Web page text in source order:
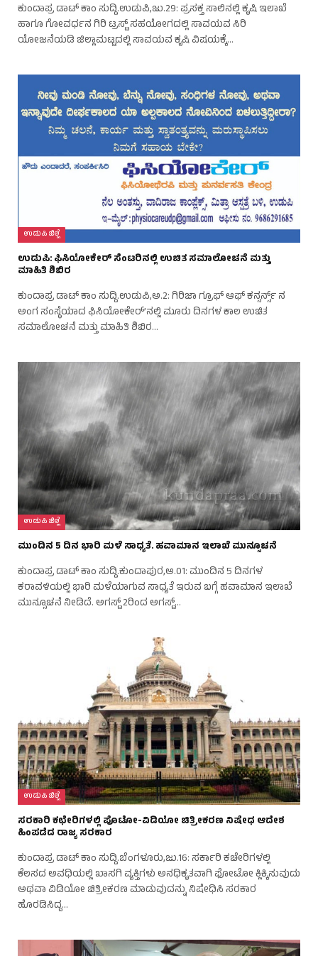
ಕುಂದಾಪ್ರ ಡಾಟ್ ಕಾಂ ಸುದ್ದಿ.ಉಡುಪಿ,ಜು.29: ಪ್ರಸಕ್ತ ಸಾಲಿನಲ್ಲಿ ಕೃಷಿ ಇಲಾಖೆ
ಹಾಗೂ ಗೋವರ್ಧನ ಗಿರಿ ಟ್ರಸ್ಟ್ ಸಹಯೋಗದಲ್ಲಿ ಸಾವಯವ ಸಿರಿ
ಯೋಜನೆಯಡಿ ಜಿಲ್ಲಾಮಟ್ಟದಲ್ಲಿ ಸಾವಯವ ಕೃಷಿ ವಿಷಯಕ್ಕೆ…
ಉಡುಪಿ ಜಿಲ್ಲೆ
ಉಡುಪಿ: ಫಿಸಿಯೋಕೇರ್ ಸೆಂಟರಿನಲ್ಲಿ ಉಚಿತ ಸಮಾಲೋಚನೆ ಮತ್ತು
ಮಾಹಿತಿ ಶಿಬಿರ
ಕುಂದಾಪ್ರ ಡಾಟ್ ಕಾಂ ಸುದ್ದಿ.ಉಡುಪಿ,ಅ.2: ಗಿರಿಜಾ ಗ್ರೂಫ್ ಆಫ್ ಕನ್ಸರ್ನ್ಸ್ ನ
ಅಂಗ ಸಂಸ್ಥೆಯಾದ ಫಿಸಿಯೋಕೇರ್’ನಲ್ಲಿ ಮೂರು ದಿನಗಳ ಕಾಲ ಉಚಿತ
ಸಮಾಲೋಚನೆ ಮತ್ತು ಮಾಹಿತಿ ಶಿಬಿರ…
ಉಡುಪಿ ಜಿಲ್ಲೆ
ಮುಂದಿನ 5 ದಿನ ಭಾರಿ ಮಳೆ ಸಾಧ್ಯತೆ. ಹವಾಮಾನ ಇಲಾಖೆ ಮುನ್ಸೂಚನೆ
ಕುಂದಾಪ್ರ ಡಾಟ್ ಕಾಂ ಸುದ್ದಿ.ಕುಂದಾಪುರ,ಅ.01: ಮುಂದಿನ 5 ದಿನಗಳ
ಕರಾವಳಿಯಲ್ಲಿ ಭಾರಿ ಮಳೆಯಾಗುವ ಸಾಧ್ಯತೆ ಇರುವ ಬಗ್ಗೆ ಹವಾಮಾನ ಇಲಾಖೆ
ಮುನ್ಸೂಚನೆ ನೀಡಿದೆ. ಅಗಸ್ಟ್ 2ರಿಂದ ಅಗಸ್ಟ್…
ಉಡುಪಿ ಜಿಲ್ಲೆ
ಸರಕಾರಿ ಕಛೇರಿಗಳಲ್ಲಿ ಪೊಟೋ-ವಿಡಿಯೋ ಚಿತ್ರೀಕರಣ ನಿಷೇಧ ಆದೇಶ
ಹಿಂಪಡೆದ ರಾಜ್ಯ ಸರಕಾರ
ಕುಂದಾಪ್ರ ಡಾಟ್ ಕಾಂ ಸುದ್ದಿ.ಬೆಂಗಳೂರು,ಜು.16: ಸರ್ಕಾರಿ ಕಚೇರಿಗಳಲ್ಲಿ
ಕೆಲಸದ ಅವಧಿಯಲ್ಲಿ ಖಾಸಗಿ ವ್ಯಕ್ತಿಗಳು ಅನಧಿಕೃತವಾಗಿ ಫೋಟೋ ಕ್ಲಿಕ್ಕಿಸುವುದು
ಅಥವಾ ವಿಡಿಯೋ ಚಿತ್ರೀಕರಣ ಮಾಡುವುದನ್ನು ನಿಷೇಧಿಸಿ ಸರಕಾರ
ಹೊರಡಿಸಿದ್ದ…